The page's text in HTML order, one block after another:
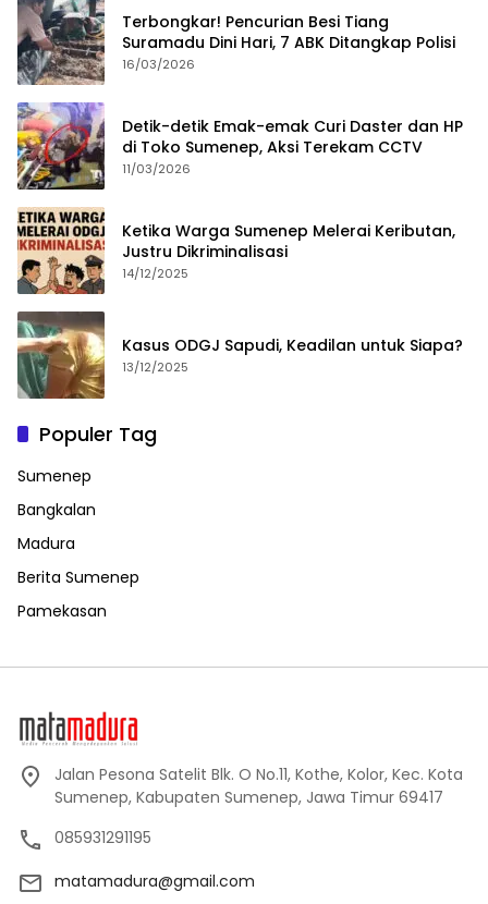
Terbongkar! Pencurian Besi Tiang
Suramadu Dini Hari, 7 ABK Ditangkap Polisi
16/03/2026
Detik-detik Emak-emak Curi Daster dan HP
di Toko Sumenep, Aksi Terekam CCTV
11/03/2026
Ketika Warga Sumenep Melerai Keributan,
Justru Dikriminalisasi
14/12/2025
Kasus ODGJ Sapudi, Keadilan untuk Siapa?
13/12/2025
Populer Tag
Sumenep
Bangkalan
Madura
Berita Sumenep
Pamekasan
Jalan Pesona Satelit Blk. O No.11, Kothe, Kolor, Kec. Kota
Sumenep, Kabupaten Sumenep, Jawa Timur 69417
085931291195
matamadura@gmail.com